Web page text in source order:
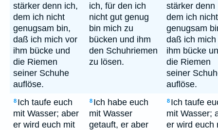
stärker denn ich,
dem ich nicht
genugsam bin,
daß ich mich vor
ihm bücke und
die Riemen
seiner Schuhe
auflöse.
ich, für den ich
nicht gut genug
bin mich zu
bücken und ihm
den Schuhriemen
zu lösen.
stärker denn
dem ich nicht
genugsam
daß ich mich
ihm bücke
die Riemen
seiner
auflöse.
8 Ich taufe euch
mit Wasser; aber
er wird euch mit
8 Ich habe euch
mit Wasser
getauft, er aber
8 Ich taufe
mit Wasser;
er wird euch